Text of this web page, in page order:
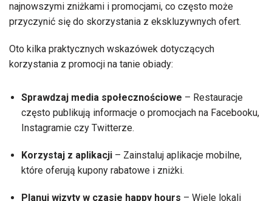
najnowszymi zniżkami i promocjami, co często może
przyczynić się do skorzystania z ekskluzywnych ofert.
Oto kilka praktycznych wskazówek dotyczących
korzystania z promocji na tanie obiady:
Sprawdzaj media społecznościowe – Restauracje
często publikują informacje o promocjach na Facebooku,
Instagramie czy Twitterze.
Korzystaj z aplikacji – Zainstaluj aplikacje mobilne,
które oferują kupony rabatowe i zniżki.
Planuj wizyty w czasie happy hours – Wiele lokali